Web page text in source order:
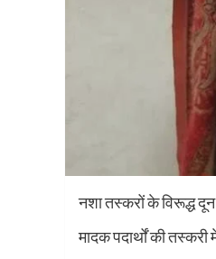
नशा तस्करों के विरूद्ध
मादक पदार्थों की